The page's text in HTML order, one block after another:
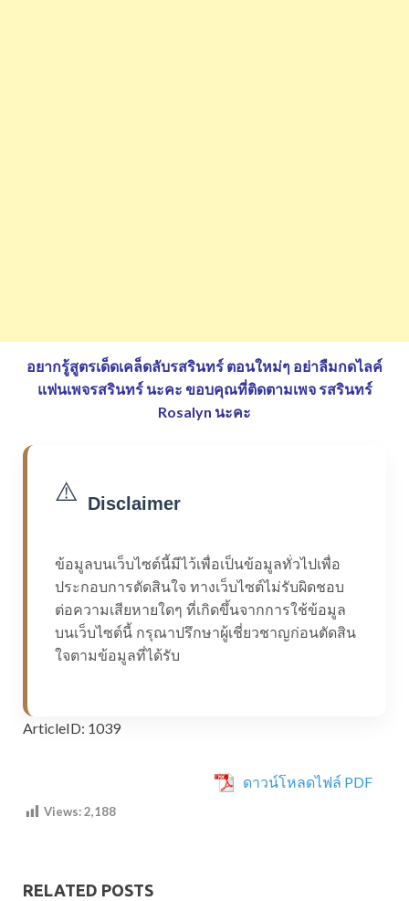
อยากรู้สูตรเด็ดเคล็ดลับรสรินทร์ ตอนใหม่ๆ อย่าลืมกดไลค์
แฟนเพจรสรินทร์ นะคะ ขอบคุณที่ติดตามเพจ รสรินทร์
Rosalyn นะคะ
⚠️ Disclaimer
ข้อมูลบนเว็บไซต์นี้มีไว้เพื่อเป็นข้อมูลทั่วไปเพื่อ
ประกอบการตัดสินใจ ทางเว็บไซต์ไม่รับผิดชอบ
ต่อความเสียหายใดๆ ที่เกิดขึ้นจากการใช้ข้อมูล
บนเว็บไซต์นี้ กรุณาปรึกษาผู้เชี่ยวชาญก่อนตัดสิน
ใจตามข้อมูลที่ได้รับ
ArticleID: 1039
ดาวน์โหลดไฟล์ PDF
Views:2,188
RELATED POSTS